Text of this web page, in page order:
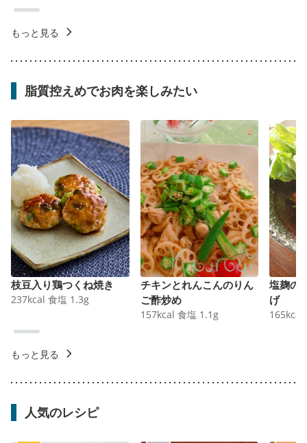
もっと見る
脂質控えめでお肉を楽しみたい
枝豆入り鶏つくね焼き
237kcal 食塩 1.3g
チキンとれんこんのりん
ご酢炒め
157kcal 食塩 1.1 g
塩麹の
げ
165kcal
もっと見る
人気のレシピ